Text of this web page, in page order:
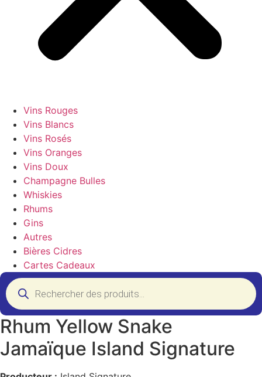
Vins Rouges
Vins Blancs
Vins Rosés
Vins Oranges
Vins Doux
Champagne Bulles
Whiskies
Rhums
Gins
Autres
Bières Cidres
Cartes Cadeaux
Recherche
de
produits
Rhum Yellow Snake
Jamaïque Island Signature